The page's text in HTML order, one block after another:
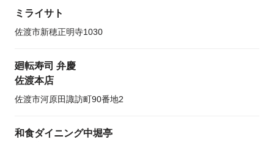
ミライサト
佐渡市新穂正明寺1030
廻転寿司 弁慶
佐渡本店
佐渡市河原田諏訪町90番地2
和食ダイニング中堀亭